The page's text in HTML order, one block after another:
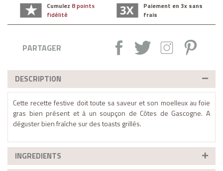
Cumulez 8 points
fidélité
Paiement en 3x sans
frais
PARTAGER Partager :Tweet Instagram
DESCRIPTION
Cette recette festive doit toute sa saveur et son moelleux au foie
gras bien présent et à un soupçon de Côtes de Gascogne. A
déguster bien fraîche sur des toasts grillés.
INGREDIENTS